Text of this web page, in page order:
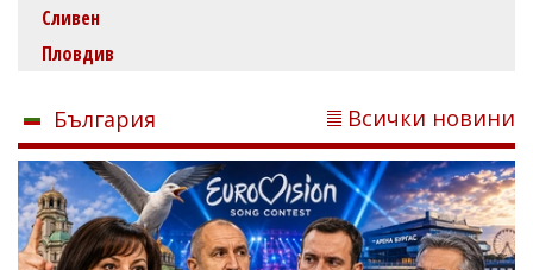
Сливен
Пловдив
България Всички новини